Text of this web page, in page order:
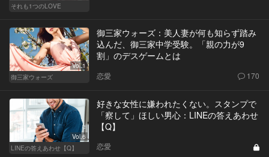
それも1つのLOVE
Vol.1
御三家ウォーズ
御三家ウォーズ：美人妻が何も知らず踏み
込んだ、御三家中学受験。「親の力が9
割」のデスゲームとは
恋愛 170
Vol.6
LINEの答えあわせ【Q】
好きな女性に嫌われたくない。スタンプで
「察して」ほしい男心：LINEの答えあわせ
【Q】
恋愛